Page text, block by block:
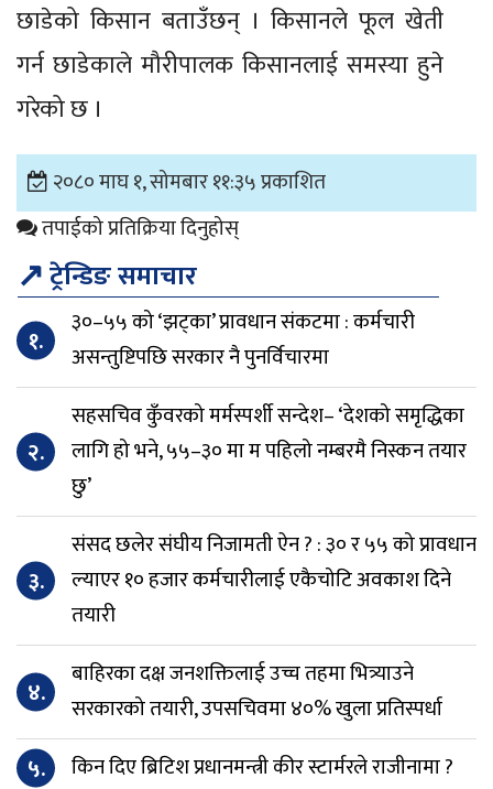
छाडेको किसान बताउँछन् । किसानले फूल खेती
गर्न छाडेकाले मौरीपालक किसानलाई समस्या हुने
गरेको छ ।
२०८० माघ १, सोमबार ११:३५ प्रकाशित
तपाईको प्रतिक्रिया दिनुहोस्
↗ट्रेन्डिङ समाचार
१.
३०–५५ को ‘झट्का’ प्रावधान संकटमा : कर्मचारी
असन्तुष्टिपछि सरकार नै पुनर्विचारमा
२.
सहसचिव कुँवरको मर्मस्पर्शी सन्देश– ‘देशको समृद्धिका
लागि हो भने, ५५–३० मा म पहिलो नम्बरमै निस्कन तयार
छु’
३.
संसद छलेर संघीय निजामती ऐन ? : ३० र ५५ को प्रावधान
ल्याएर १० हजार कर्मचारीलाई एकैचोटि अवकाश दिने
तयारी
४.
बाहिरका दक्ष जनशक्तिलाई उच्च तहमा भित्र्याउने
सरकारको तयारी, उपसचिवमा ४०% खुला प्रतिस्पर्धा
५. किन दिए ब्रिटिश प्रधानमन्त्री कीर स्टार्मरले राजीनामा ?